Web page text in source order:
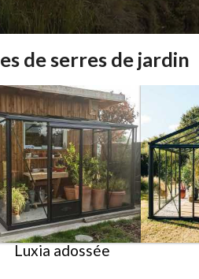
de serres de jardin
Luxia adossée